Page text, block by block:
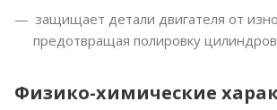
защищает детали двигателя от
предотвращая полировку
Физико-химические